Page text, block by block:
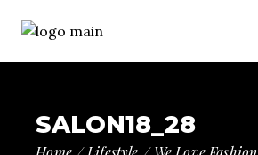
SALON18_28